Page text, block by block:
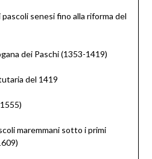
senesi fino alla riforma del
dei Paschi (1353-1419)
del 1419
maremmani sotto i primi